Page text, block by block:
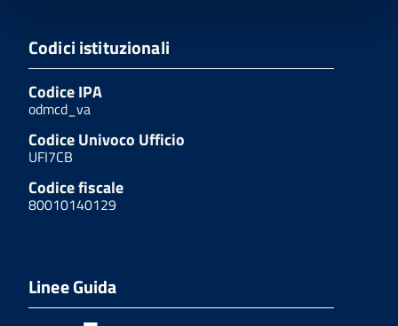
Codici istituzionali
Codice IPA
odmcd_va
Codice Univoco Ufficio
UFI7CB
Codice fiscale
80010140129
Linee Guida